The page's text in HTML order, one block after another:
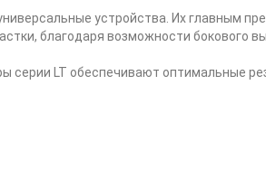
устройства. Их главным
благодаря возможности бокового
серии LT обеспечивают оптимальные